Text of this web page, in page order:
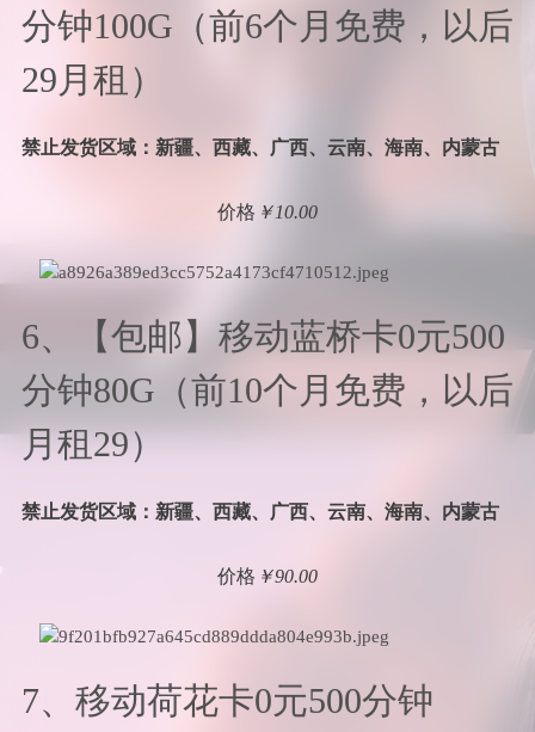
分钟100G（前6个月免费，以后
29月租）
禁止发货区域：新疆、西藏、广西、云南、海南、内蒙古
价格 ￥10.00
6、【包邮】移动蓝桥卡0元500
分钟80G（前10个月免费，以后
月租29）
禁止发货区域：新疆、西藏、广西、云南、海南、内蒙古
价格 ￥90.00
7、移动荷花卡0元500分钟